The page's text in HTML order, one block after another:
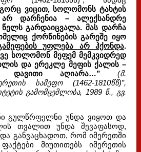
ვიცით, სოლომონს ტახტის
არ დარჩენია – ალექსანდრე
წელს გარდაიცვალა. მას დარჩა
ქორწინების გარეშე იყო
უფლება არ ჰქონდა.
სოლომონ მეფემ მემკვიდრედ
და ერეკლე მეფის ქალის –
დავითი აღიარა…”
(მ.
სამეფო (1462-1810წწ)”,
გამომცემლობა, 1989 წ., გვ.
გულწრფელნი უნდა ვიყოთ და
თვალით უნდა შევაფასოდ,
განვაცხადოთ, რომ იმერეთში
მიუთითებს იმერეთის